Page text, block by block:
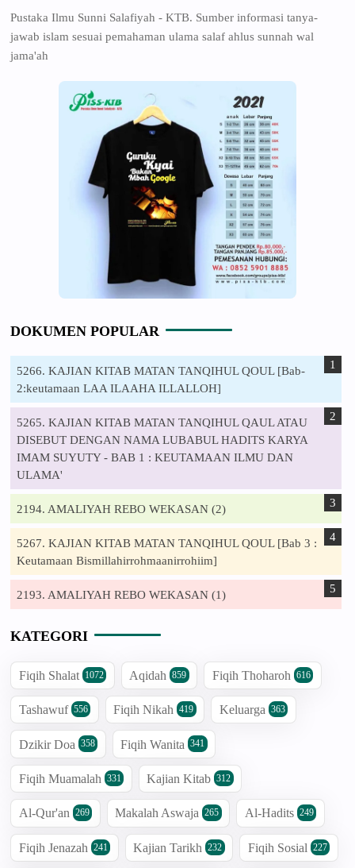
Pustaka Ilmu Sunni Salafiyah - KTB. Sumber informasi tanya-
jawab islam sesuai pemahaman ulama salaf ahlus sunnah wal
jama'ah
DOKUMEN POPULAR
5266. KAJIAN KITAB MATAN TANQIHUL QOUL [Bab-
2:keutamaan LAA ILAAHA ILLALLOH]
5265. KAJIAN KITAB MATAN TANQIHUL QAUL ATAU
DISEBUT DENGAN NAMA LUBABUL HADITS KARYA
IMAM SUYUTY - BAB 1 : KEUTAMAAN ILMU DAN
ULAMA'
2194. AMALIYAH REBO WEKASAN (2)
5267. KAJIAN KITAB MATAN TANQIHUL QOUL [Bab 3 :
Keutamaan Bismillahirrohmaanirrohiim]
2193. AMALIYAH REBO WEKASAN (1)
KATEGORI
Fiqih Shalat 1072 Aqidah 859 Fiqih Thoharoh 616
Tashawuf 556 Fiqih Nikah 419 Keluarga 363
Dzikir Doa 358 Fiqih Wanita 341
Fiqih Muamalah 331 Kajian Kitab 312
Al-Qur'an 269 Makalah Aswaja 265 Al-Hadits 249
Fiqih Jenazah 241 Kajian Tarikh 232 Fiqih Sosial 227